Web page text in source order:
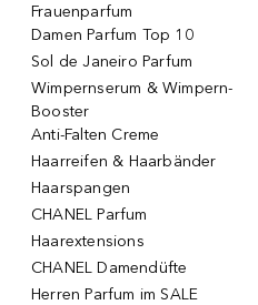
Frauenparfum
Damen Parfum Top 10
Sol de Janeiro Parfum
Wimpernserum & Wimpern-
Booster
Anti-Falten Creme
Haarreifen & Haarbänder
Haarspangen
CHANEL Parfum
Haarextensions
CHANEL Damendüfte
Herren Parfum im SALE